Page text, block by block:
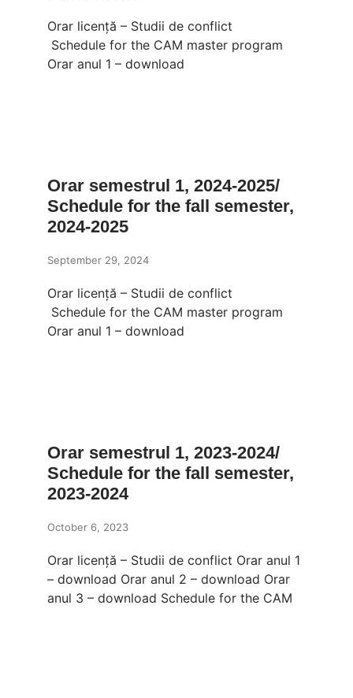
Orar licență – Studii de conflict
Schedule for the CAM master program
Orar anul 1 – download
Orar semestrul 1, 2024-2025/
Schedule for the fall semester,
2024-2025
September 29, 2024
Orar licență – Studii de conflict
Schedule for the CAM master program
Orar anul 1 – download
Orar semestrul 1, 2023-2024/
Schedule for the fall semester,
2023-2024
October 6, 2023
Orar licență – Studii de conflict Orar anul 1
– download Orar anul 2 – download Orar
anul 3 – download Schedule for the CAM